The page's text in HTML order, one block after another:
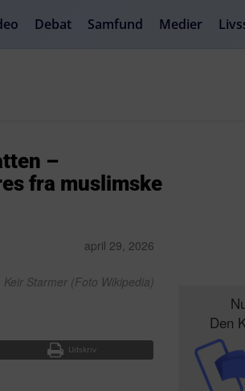
Debat Samfund Medier
–
fra muslimske
april 29, 2026
Starmer (Foto Wikipedia)
Udskriv
Den